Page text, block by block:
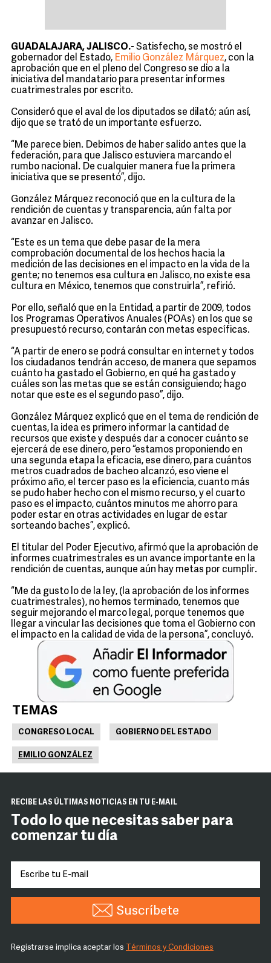
GUADALAJARA, JALISCO.- Satisfecho, se mostró el
gobernador del Estado, Emilio González Márquez, con la
aprobación que en el pleno del Congreso se dio a la
iniciativa del mandatario para presentar informes
cuatrimestrales por escrito.
Consideró que el aval de los diputados se dilató; aún así,
dijo que se trató de un importante esfuerzo.
“Me parece bien. Debimos de haber salido antes que la
federación, para que Jalisco estuviera marcando el
rumbo nacional. De cualquier manera fue la primera
iniciativa que se presentó”, dijo.
González Márquez reconoció que en la cultura de la
rendición de cuentas y transparencia, aún falta por
avanzar en Jalisco.
“Este es un tema que debe pasar de la mera
comprobación documental de los hechos hacia la
medición de las decisiones en el impacto en la vida de la
gente; no tenemos esa cultura en Jalisco, no existe esa
cultura en México, tenemos que construirla”, refirió.
Por ello, señaló que en la Entidad, a partir de 2009, todos
los Programas Operativos Anuales (POAs) en los que se
presupuestó recurso, contarán con metas específicas.
“A partir de enero se podrá consultar en internet y todos
los ciudadanos tendrán acceso, de manera que sepamos
cuánto ha gastado el Gobierno, en qué ha gastado y
cuáles son las metas que se están consiguiendo; hago
notar que este es el segundo paso”, dijo.
González Márquez explicó que en el tema de rendición de
cuentas, la idea es primero informar la cantidad de
recursos que existe y después dar a conocer cuánto se
ejercerá de ese dinero, pero “estamos proponiendo en
una segunda etapa la eficacia, ese dinero, para cuántos
metros cuadrados de bacheo alcanzó, eso viene el
próximo año, el tercer paso es la eficiencia, cuanto más
se pudo haber hecho con el mismo recurso, y el cuarto
paso es el impacto, cuántos minutos me ahorro para
poder estar en otras actividades en lugar de estar
sorteando baches”, explicó.
El titular del Poder Ejecutivo, afirmó que la aprobación de
informes cuatrimestrales es un avance importante en la
rendición de cuentas, aunque aún hay metas por cumplir.
“Me da gusto lo de la ley, (la aprobación de los informes
cuatrimestrales), no hemos terminado, tenemos que
seguir mejorando el marco legal, porque tenemos que
llegar a vincular las decisiones que toma el Gobierno con
el impacto en la calidad de vida de la persona”, concluyó.
TEMAS
CONGRESO LOCAL GOBIERNO DEL ESTADO
EMILIO GONZÁLEZ
RECIBE LAS ÚLTIMAS NOTICIAS EN TU E-MAIL
Todo lo que necesitas saber para
comenzar tu día
Suscríbete
Registrarse implica aceptar los Términos y Condiciones